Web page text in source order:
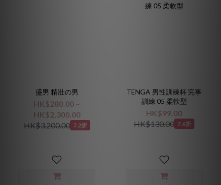
盛男 精壯の男
HK$280.00 ~
HK$2,300.00
HK$3,200.00 7.2折
TENGA 男性訓練杯 完事
訓練 05 柔軟型
HK$99.00
HK$130.00 7.6折